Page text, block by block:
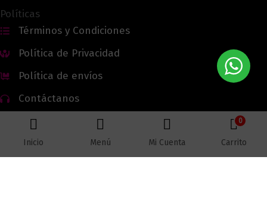
Políticas
Términos y Condiciones
Política de Privacidad
Política de envíos
Contáctanos
Todos los derechos reservados © 2026 Lectores.co |
Inicio Menú Mi Cuenta
0
Carrito